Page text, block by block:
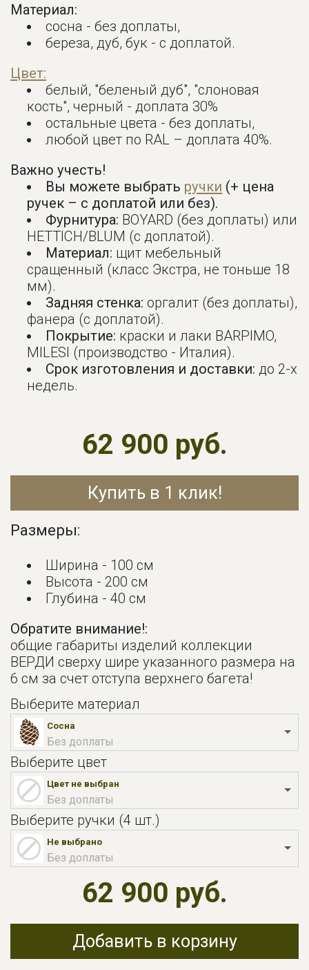
Материал:
сосна - без доплаты,
береза, дуб, бук - с доплатой.
Цвет:
белый, "беленый дуб", "слоновая
кость", черный - доплата 30%
остальные цвета - без доплаты,
любой цвет по RAL – доплата 40%.
Важно учесть!
Вы можете выбрать ручки (+ цена
ручек – с доплатой или без).
Фурнитура: BOYARD (без доплаты) или
HETTICH/BLUM (с доплатой).
Материал: щит мебельный
сращенный (класс Экстра, не тоньше 18
мм).
Задняя стенка: оргалит (без доплаты),
фанера (с доплатой).
Покрытие: краски и лаки BARPIMO,
MILESI (производство - Италия).
Срок изготовления и доставки: до 2-х
недель.
Купить в 1 клик!
62 900 руб.
Размеры:
Ширина - 100 см
Высота - 200 см
Глубина - 40 см
Обратите внимание!:
общие габариты изделий коллекции
ВЕРДИ сверху шире указанного размера на
6 см за счет отступа верхнего багета!
Выберите материал
Сосна
Без доплаты
Выберите цвет
Цвет не выбран
Без доплаты
Выберите ручки (4 шт.)
Не выбрано
Без доплаты
62 900 руб.
Добавить в корзину